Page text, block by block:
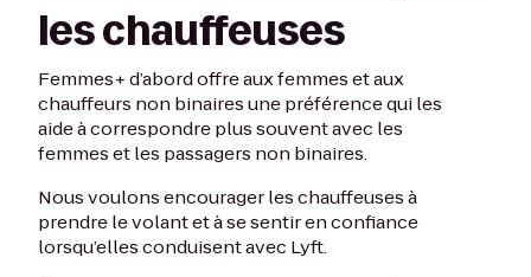
les chauffeuses
Femmes+ d’abord offre aux femmes et aux
chauffeurs non binaires une préférence qui les
aide à correspondre plus souvent avec les
femmes et les passagers non binaires.
Nous voulons encourager les chauffeuses à
prendre le volant et à se sentir en confiance
lorsqu’elles conduisent avec Lyft.